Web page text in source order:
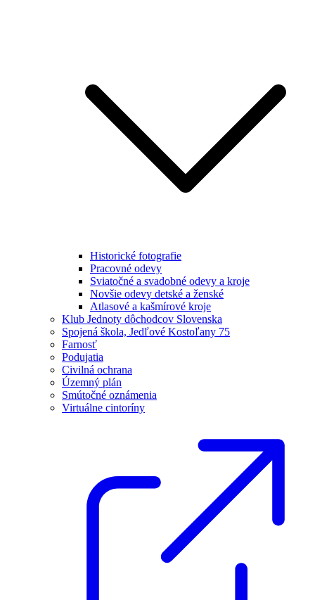
Historické fotografie
Pracovné odevy
Sviatočné a svadobné odevy a kroje
Novšie odevy detské a ženské
Atlasové a kašmírové kroje
Klub Jednoty dôchodcov Slovenska
Spojená škola, Jedľové Kostoľany 75
Farnosť
Podujatia
Civilná ochrana
Územný plán
Smútočné oznámenia
Virtuálne cintoríny